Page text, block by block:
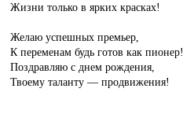
Жизни только в ярких красках!
Желаю успешных премьер,
К переменам будь готов как пионер!
Поздравляю с днем рождения,
Твоему таланту — продвижения!